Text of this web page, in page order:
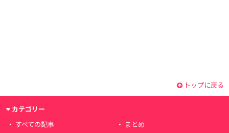
トップに戻る
カテゴリー
すべての記事
まとめ